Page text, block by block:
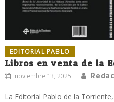
EDITORIAL PABLO
Libros en venta de la
noviembre 13, 2025
La Editorial Pablo de la